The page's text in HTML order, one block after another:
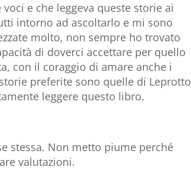
e che leggeva queste storie ai
intorno ad ascoltarlo e mi sono
molto, non sempre ho trovato
di doverci accettare per quello
con il coraggio di amare anche i
preferite sono quelle di Leprotto
leggere questo libro.
stessa. Non metto piume perché
valutazioni.